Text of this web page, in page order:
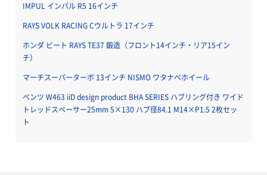
IMPUL インパル R5 16インチ
RAYS VOLK RACING Cウルトラ 17インチ
ホンダ ビート RAYS TE37 鍛造（フロント14インチ・リア15イン
チ）
マーチスーパーターボ 13インチ NISMO ワタナベホイール
ベンツ W463 iiD design product BHA SERIES ハブリング付き ワイド
トレッドスペーサー25mm 5×130 ハブ径84.1 M14×P1.5 2枚セッ
ト